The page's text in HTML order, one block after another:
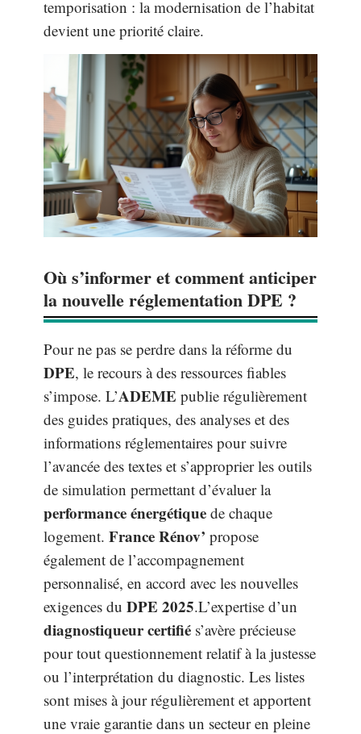
temporisation : la modernisation de l’habitat
devient une priorité claire.
Où s’informer et comment anticiper
la nouvelle réglementation DPE ?
Pour ne pas se perdre dans la réforme du
DPE, le recours à des ressources fiables
s’impose. L’ADEME publie régulièrement
des guides pratiques, des analyses et des
informations réglementaires pour suivre
l’avancée des textes et s’approprier les outils
de simulation permettant d’évaluer la
performance énergétique de chaque
logement. France Rénov’ propose
également de l’accompagnement
personnalisé, en accord avec les nouvelles
exigences du DPE 2025.L’expertise d’un
diagnostiqueur certifié s’avère précieuse
pour tout questionnement relatif à la justesse
ou l’interprétation du diagnostic. Les listes
sont mises à jour régulièrement et apportent
une vraie garantie dans un secteur en pleine